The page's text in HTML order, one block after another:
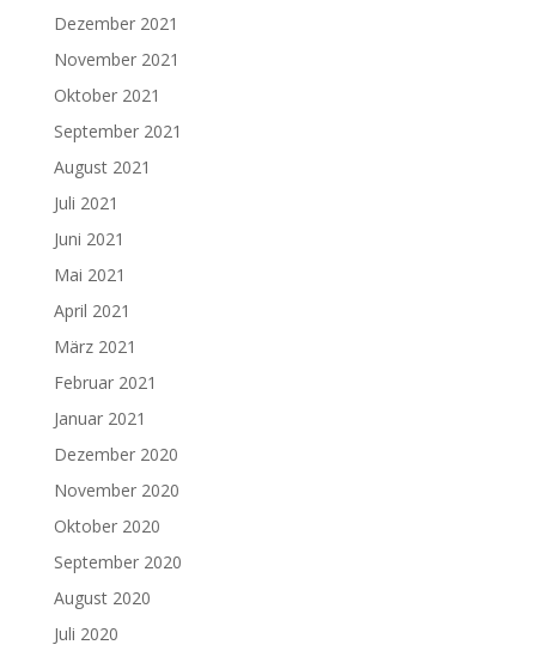
Dezember 2021
November 2021
Oktober 2021
September 2021
August 2021
Juli 2021
Juni 2021
Mai 2021
April 2021
März 2021
Februar 2021
Januar 2021
Dezember 2020
November 2020
Oktober 2020
September 2020
August 2020
Juli 2020